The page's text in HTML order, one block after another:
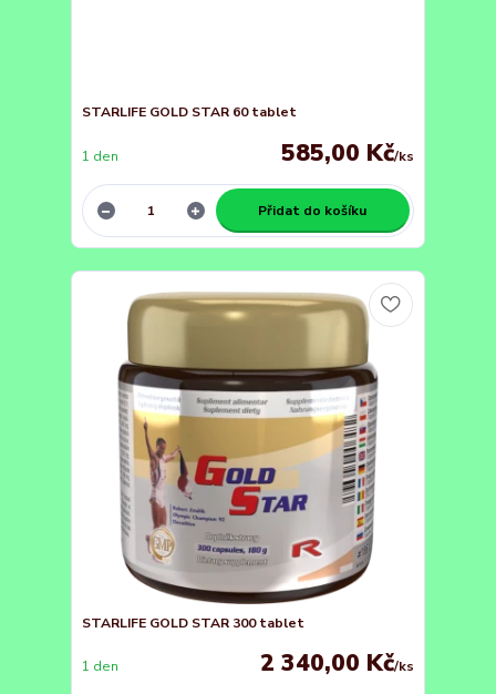
STARLIFE GOLD STAR 60 tablet
585,00 Kč/ks
1 den
Přidat do košíku
STARLIFE GOLD STAR 300 tablet
2 340,00 Kč/ks
1 den